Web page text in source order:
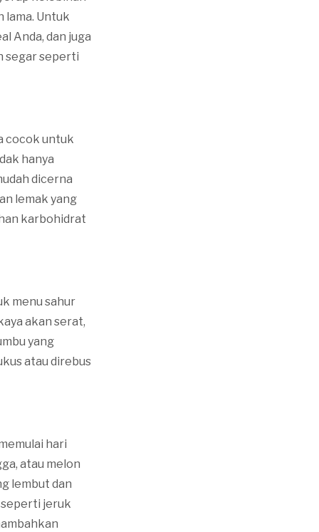
lama. Untuk
Anda, dan juga
segar seperti
cocok untuk
hanya
dicerna
lemak yang
karbohidrat
menu sahur
akan serat,
yang
atau direbus
hari
atau melon
lembut dan
seperti jeruk